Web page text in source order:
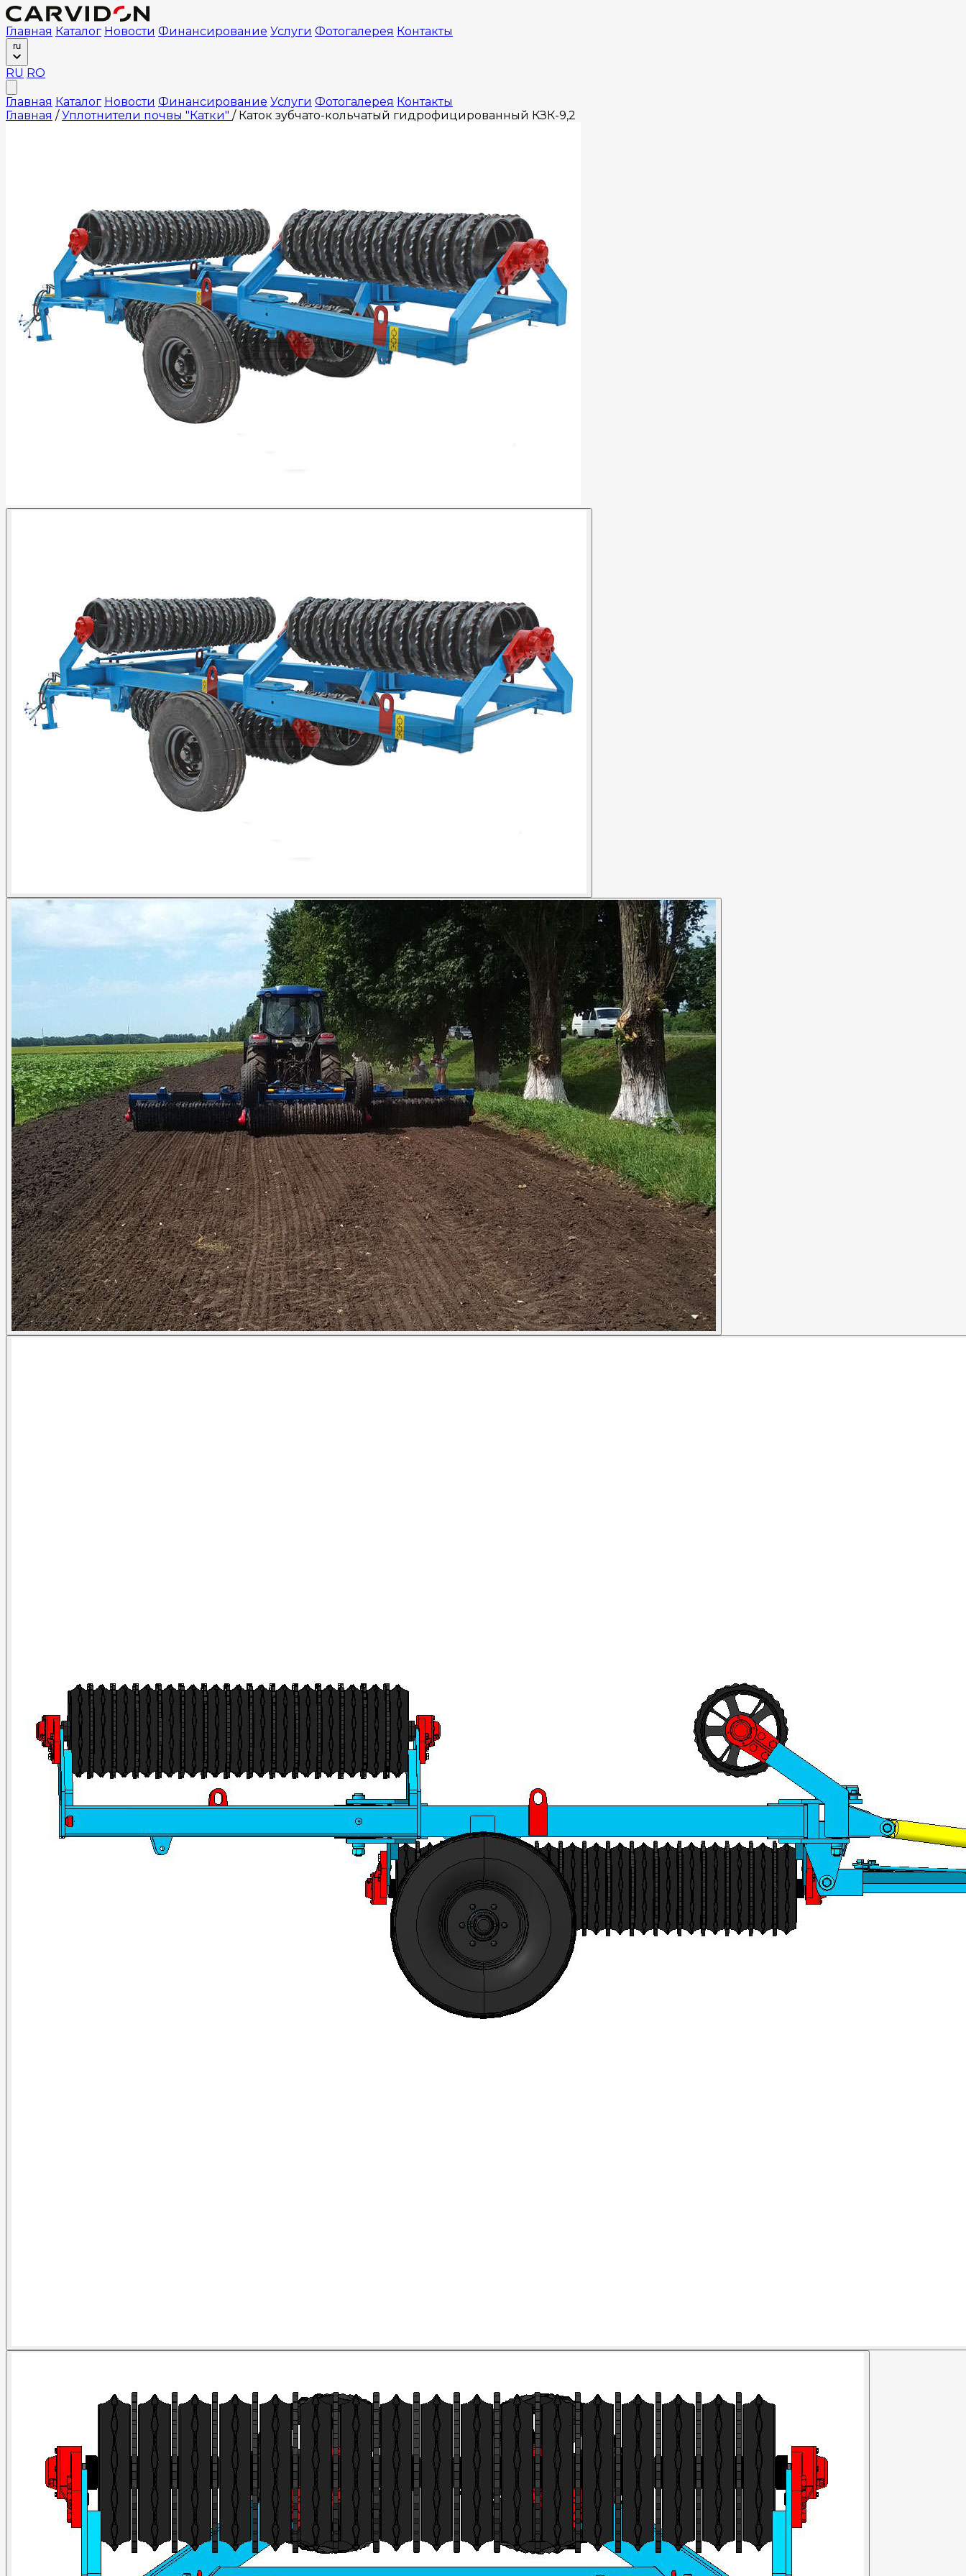
Главная Каталог Новости Финансирование Услуги Фотогалерея Контакты
ru
RU RO
Главная Каталог Новости Финансирование Услуги Фотогалерея Контакты
Главная / Уплотнители почвы "Катки" / Каток зубчато-кольчатый гидрофицированный КЗК-9,2